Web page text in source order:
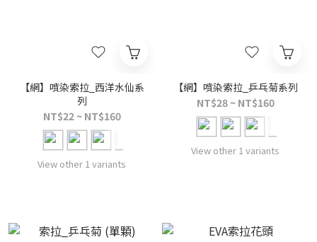
【網】噴染索拉_西洋水仙系
列
NT$22 ~ NT$160
View other 1 variants
【網】噴染索拉_乒乓菊系列
NT$28 ~ NT$160
View other 1 variants